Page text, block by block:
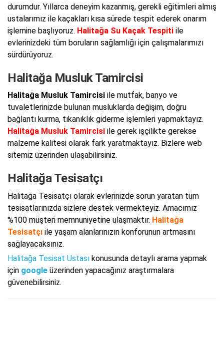
durumdur. Yıllarca deneyim kazanmış, gerekli eğitimleri almış
ustalarımız ile kaçakları kısa sürede tespit ederek onarım
işlemine başlıyoruz. Halitağa Su Kaçak Tespiti ile
evlerinizdeki tüm boruların sağlamlığı için çalışmalarımızı
sürdürüyoruz.
Halitağa Musluk Tamircisi
Halitağa Musluk Tamircisi ile mutfak, banyo ve
tuvaletlerinizde bulunan musluklarda değişim, doğru
bağlantı kurma, tıkanıklık giderme işlemleri yapmaktayız.
Halitağa Musluk Tamircisi ile gerek işçilikte gerekse
malzeme kalitesi olarak fark yaratmaktayız. Bizlere web
sitemiz üzerinden ulaşabilirsiniz.
Halitağa Tesisatçı
Halitağa Tesisatçı olarak evlerinizde sorun yaratan tüm
tesisatlarınızda sizlere destek vermekteyiz. Amacımız
%100 müşteri memnuniyetine ulaşmaktır. Halitağa
Tesisatçı ile yaşam alanlarınızın konforunun artmasını
sağlayacaksınız.
Halitağa Tesisat Ustası konusunda detaylı arama yapmak
için google üzerinden yapacağınız araştırmalara
güvenebilirsiniz.